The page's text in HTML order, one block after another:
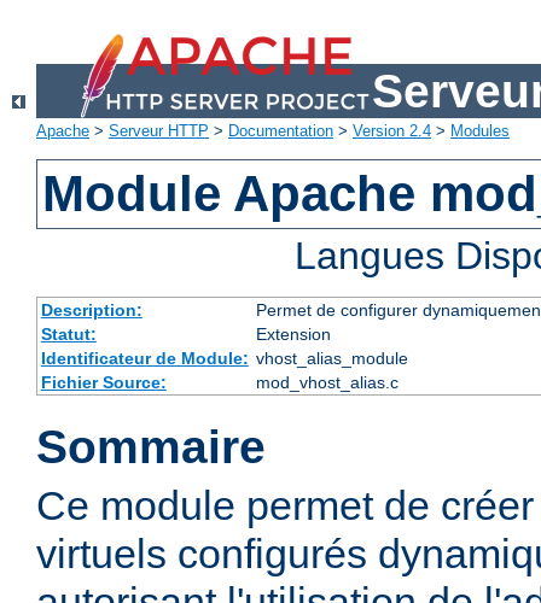
Apache > Serveur HTTP > Documentation > Version 2.4 > Modules
Module Apache
Langues
Description:
Permet de configurer
Statut:
Extension
Identificateur de Module: vhost_alias_module
Fichier Source:
mod_vhost_alias.c
Sommaire
Ce module permet de
virtuels configurés